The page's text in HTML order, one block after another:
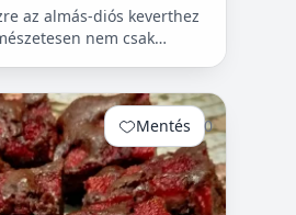
az almás-diós keverthez
nem csak
Mentés 0